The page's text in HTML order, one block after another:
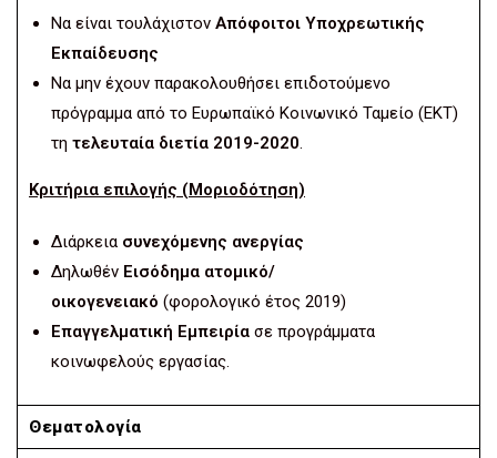
Να είναι τουλάχιστον Απόφοιτοι Υποχρεωτικής
Εκπαίδευσης
Να μην έχουν παρακολουθήσει επιδοτούμενο
πρόγραμμα από το Ευρωπαϊκό Κοινωνικό Ταμείο (ΕΚΤ)
τη τελευταία διετία 2019-2020.
Κριτήρια επιλογής (Μοριοδότηση)
Διάρκεια συνεχόμενης ανεργίας
Δηλωθέν Εισόδημα ατομικό/
οικογενειακό (φορολογικό έτος 2019)
Επαγγελματική Εμπειρία σε προγράμματα
κοινωφελούς εργασίας.
Θεματολογία